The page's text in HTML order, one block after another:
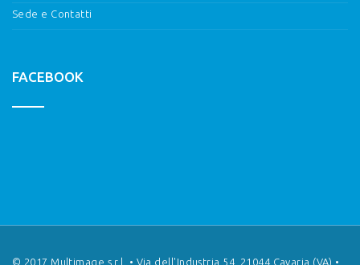
Sede e Contatti
FACEBOOK
© 2017 Multimage s.r.l. • Via dell'Industria 54, 21044 Cavaria (VA) •